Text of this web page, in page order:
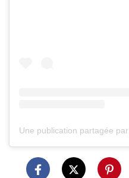
Une publication partagée